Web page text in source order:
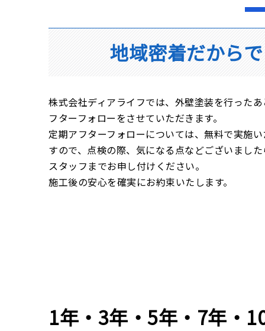
地域密着だから
株式会社ディアライフでは、外壁塗装を行った
フターフォローをさせていただきます。
定期アフターフォローについては、無料で実施
すので、点検の際、気になる点などございまし
スタッフまでお申し付けください。
施工後の安心を確実にお約束いたします。
1年・3年・5年・7年・